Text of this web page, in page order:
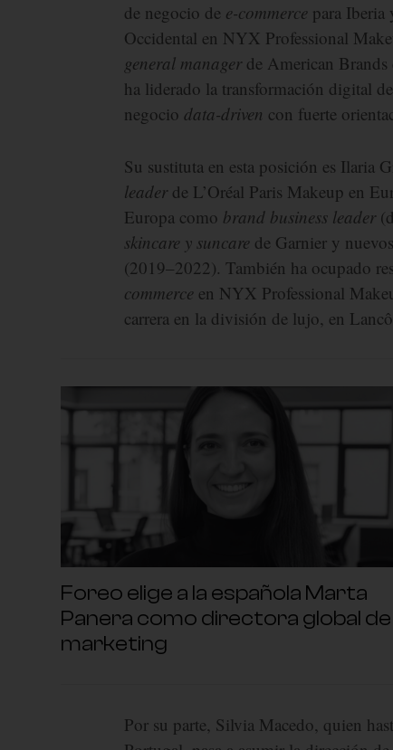
de negocio de e-commerce para Iberia
Occidental en NYX Professional
general manager de American Brands
ha liderado la transformación digital
negocio data-driven con fuerte
Su sustituta en esta posición es Ilaria
leader de L’Oréal Paris Makeup en
Europa como brand business leader
skincare y suncare de Garnier y
(2019–2022). También ha ocupado
commerce en NYX Professional
carrera en la división de lujo, en
Foreo elige a la española Marta
Panera como directora global de
marketing
Por su parte, Silvia Macedo, quien